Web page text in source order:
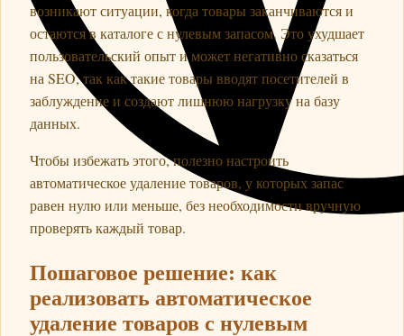
возникают ситуации, когда товары заканчиваются и
остаются в каталоге с нулевым запасом. Это ухудшает
пользовательский опыт и может негативно сказаться
на SEO, так как такие товары вводят посетителей в
заблуждение и создают лишнюю нагрузку на базу
данных.
Чтобы избежать этого, полезно настроить
автоматическое удаление товаров, у которых запас
равен нулю или меньше, без необходимости вручную
проверять каждый товар.
Пошаговое решение: как
реализовать автоматическое
удаление товаров с нулевым